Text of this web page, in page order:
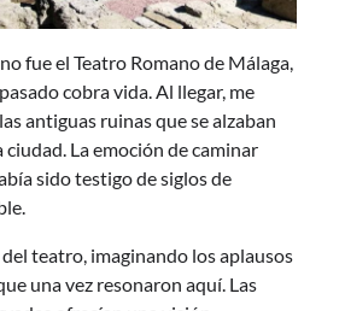
fue el Teatro Romano de Málaga,
cobra vida. Al llegar, me
antiguas ruinas que se alzaban
ciudad. La emoción de caminar
sido testigo de siglos de
teatro, imaginando los aplausos
una vez resonaron aquí. Las